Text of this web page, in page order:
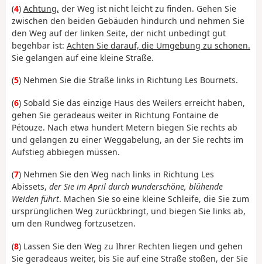
(4) Achtung, der Weg ist nicht leicht zu finden. Gehen Sie
zwischen den beiden Gebäuden hindurch und nehmen Sie
den Weg auf der linken Seite, der nicht unbedingt gut
begehbar ist: Achten Sie darauf, die Umgebung zu schonen.
Sie gelangen auf eine kleine Straße.
(5) Nehmen Sie die Straße links in Richtung Les Bournets.
(6) Sobald Sie das einzige Haus des Weilers erreicht haben,
gehen Sie geradeaus weiter in Richtung Fontaine de
Pétouze. Nach etwa hundert Metern biegen Sie rechts ab
und gelangen zu einer Weggabelung, an der Sie rechts im
Aufstieg abbiegen müssen.
(7) Nehmen Sie den Weg nach links in Richtung Les
Abissets, der Sie im April durch wunderschöne, blühende
Weiden führt. Machen Sie so eine kleine Schleife, die Sie zum
ursprünglichen Weg zurückbringt, und biegen Sie links ab,
um den Rundweg fortzusetzen.
(8) Lassen Sie den Weg zu Ihrer Rechten liegen und gehen
Sie geradeaus weiter, bis Sie auf eine Straße stoßen, der Sie